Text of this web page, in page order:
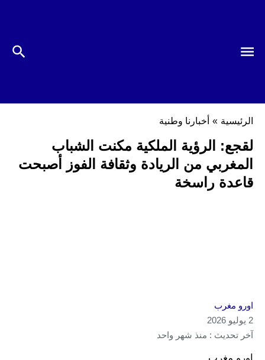
الرئيسية » أخبارنا وطنية
لقجع: الرؤية الملكية مكنت الشباب
المغربي من الريادة وثقافة الفوز أصبحت
قاعدة راسخة
اورو مغرب
2 يوليو 2026
آخر تحديث : منذ شهر واحد